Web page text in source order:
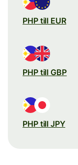
PHP till EUR
PHP till GBP
PHP till JPY